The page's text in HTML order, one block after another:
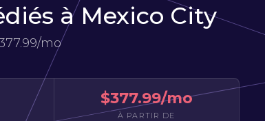
à Mexico City
mo
$377.99/mo
À PARTIR DE